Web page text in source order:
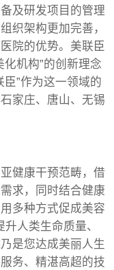
及研发项目的管理
织架构更加完善，
院的优势。美联臣
机构”的创新理念
”作为这一领域的
家庄、唐山、无锡
健康干预范畴，借
求，同时结合健康
多种方式促成美容
人类生命质量、
是您达成美丽人生
务、精湛高超的技